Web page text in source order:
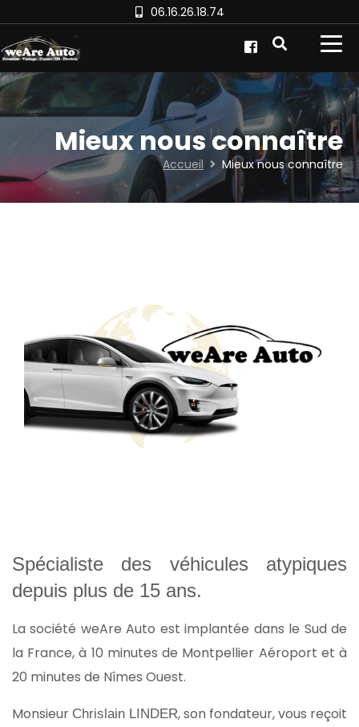
06.16.26.18.74
Mieux nous connaître
Accueil Mieux nous connaître
Spécialiste des véhicules atypiques
depuis plus de 15 ans.
La société weAre Auto est implantée dans le Sud de
la France, à 10 minutes de Montpellier Aéroport et à
20 minutes de Nîmes Ouest.
Monsieur Chrislain LINDER, son fondateur, vous reçoit